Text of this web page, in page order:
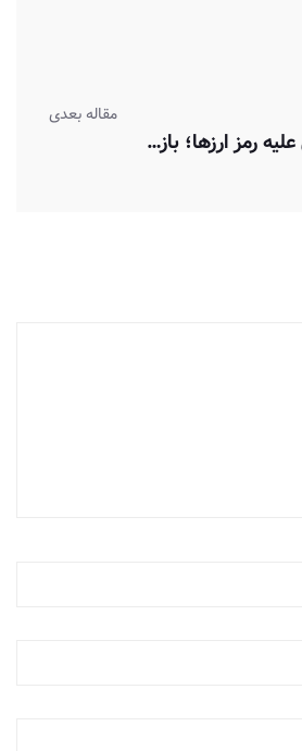
مقاله بعدی
قوانین جدید چین علیه رمز ارزها؛ بازار دوباره قرمزپوش شد